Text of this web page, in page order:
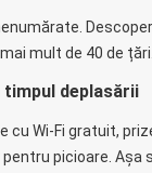
mult de 40 de țări.
deplasării
cu Wi-Fi gratuit,
picioare. Așa